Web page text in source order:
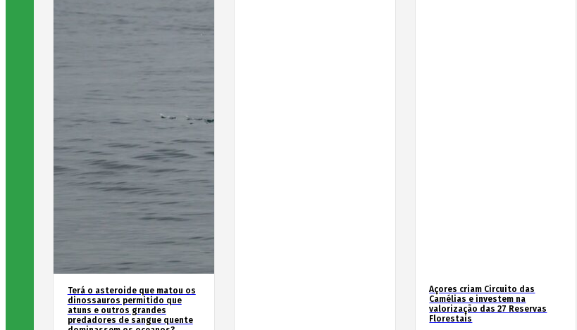
Terá o asteroide que matou os
dinossauros permitido que
atuns e outros grandes
predadores de sangue quente
Açores criam Circuito das
Camélias e investem na
valorização das 27 Reservas
Florestais